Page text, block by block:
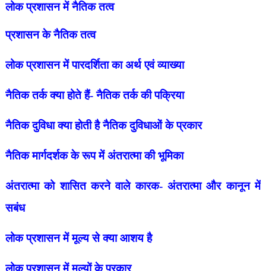
लोक प्रशासन में नैतिक तत्व
प्रशासन के नैतिक तत्व
लोक प्रशासन में पारदर्शिता का अर्थ एवं व्याख्या
नैतिक तर्क क्या होते हैं- नैतिक तर्क की पक्रिया
नैतिक दुविधा क्या होती है नैतिक दुविधाओं के प्रकार
नैतिक मार्गदर्शक के रूप में अंतरात्मा की भूमिका
अंतरात्मा को शासित करने वाले कारक- अंतरात्मा और कानून में
सबंध
लोक प्रशासन में मूल्य से क्या आशय है
लोक प्रशासन में मूल्यों के प्रकार